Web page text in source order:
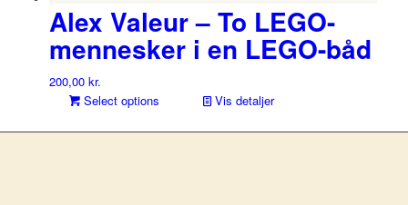
Alex Valeur – To LEGO-
mennesker i en LEGO-båd
200,00 kr.
Select options
Vis detaljer